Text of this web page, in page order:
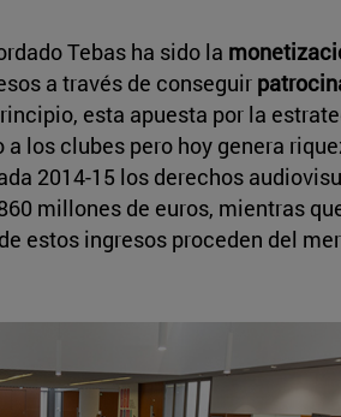
Tebas ha sido la
a través de conseguir
esta apuesta por la
los clubes pero hoy genera
2014-15 los derechos
millones de euros, mientras
estos ingresos proceden del